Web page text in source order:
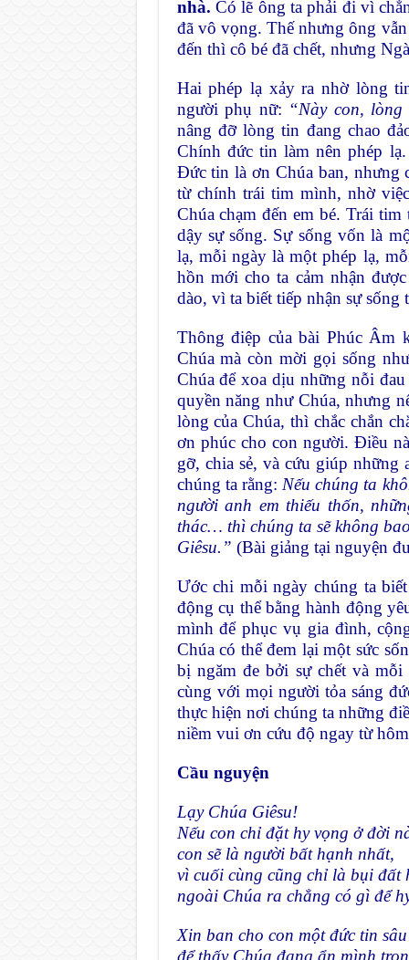
nhà. Có lẽ ông ta phải đi vì
đã vô vọng. Thế nhưng ông
đến thì cô bé đã chết, nhưng
Hai phép lạ xảy ra nhờ lòng
người phụ nữ: “Này con,
nâng đỡ lòng tin đang chao
Chính đức tin làm nên phép
Đức tin là ơn Chúa ban, nhưng
từ chính trái tim mình, nhờ
Chúa chạm đến em bé. Trái
dậy sự sống. Sự sống vốn là
lạ, mỗi ngày là một phép lạ,
hồn mới cho ta cảm nhận
dào, vì ta biết tiếp nhận sự
Thông điệp của bài Phúc Âm
Chúa mà còn mời gọi sống
Chúa để xoa dịu những nỗi
quyền năng như Chúa, nhưng
lòng của Chúa, thì chắc chắn
ơn phúc cho con người. Điều
gỡ, chia sẻ, và cứu giúp
chúng ta rằng: Nếu chúng ta
người anh em thiếu thốn,
thác… thì chúng ta sẽ không
Giêsu.” (Bài giảng tại nguyện
Ước chi mỗi ngày chúng ta
động cụ thể bằng hành động
mình để phục vụ gia đình,
Chúa có thể đem lại một sức
bị ngăm đe bởi sự chết và
cùng với mọi người tỏa sáng
thực hiện nơi chúng ta những
niềm vui ơn cứu độ ngay từ
Cầu nguyện
Lạy Chúa Giêsu!
Nếu con chỉ đặt hy vọng ở đời
con sẽ là người bất hạnh nhất,
vì cuối cùng cũng chỉ là bụi đất
ngoài Chúa ra chẳng có gì để
Xin ban cho con một đức tin
để thấy Chúa đang ẩn mình